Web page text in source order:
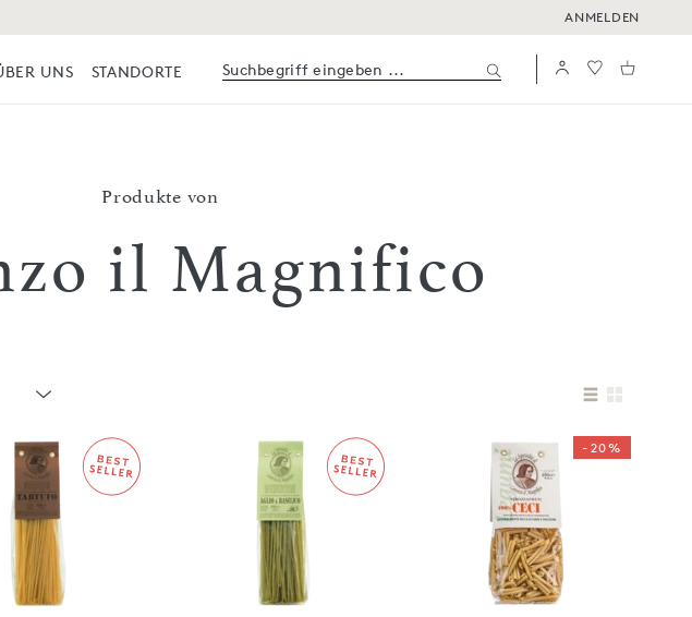
ANMELDEN
UNS STANDORTE
Produkte von
il Magnifico
-20%